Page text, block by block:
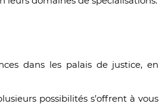
dans les palais de justice, en
possibilités s’offrent à vous